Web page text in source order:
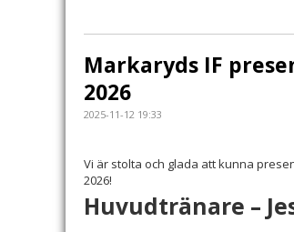
Markaryds IF
2026
2025-11-12 19:33
Vi är stolta och glada att kunna
2026!
Huvudtränare –